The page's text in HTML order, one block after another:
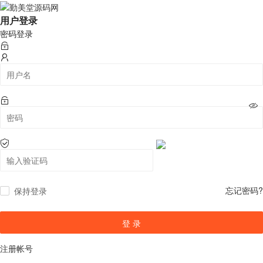
用户登录
密码登录

保持登录 忘记密码?
登 录
注册帐号